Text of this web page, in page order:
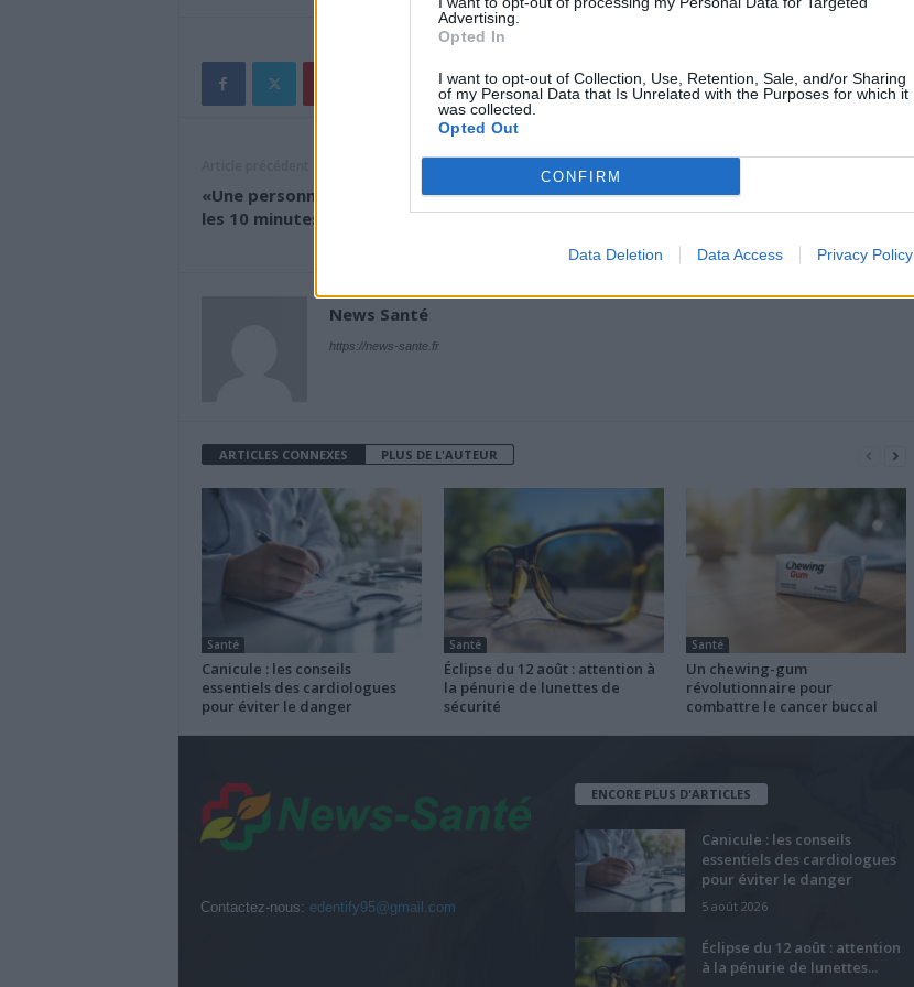
Advertising.
Opted In
I want to opt-out of Collection, Use, Retention, Sale, and/or Sharing
of my Personal Data that Is Unrelated with the Purposes for which it
was collected.
Opted Out
CONFIRM
Data Deletion Data Access Privacy Policy
«Une personne meurt du Covid toutes
les 10 minutes en France»
Grève des laboratoires : ils refusent de
baisser leurs tarifs
News Santé
https://news-sante.fr
ARTICLES CONNEXES PLUS DE L'AUTEUR
Santé
Canicule : les conseils
essentiels des cardiologues
pour éviter le danger
Santé
Éclipse du 12 août : attention à
la pénurie de lunettes de
sécurité
Santé
Un chewing-gum
révolutionnaire pour
combattre le cancer buccal
Contactez-nous: edentify95@gmail.com
ENCORE PLUS D'ARTICLES
Canicule : les conseils
essentiels des cardiologues
pour éviter le danger
5 août 2026
Éclipse du 12 août : attention
à la pénurie de lunettes...